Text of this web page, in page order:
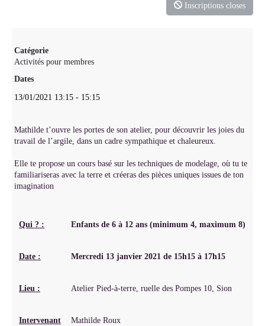
Inscriptions closes
Catégorie
Activités pour membres
Dates
13/01/2021 13:15 - 15:15
Mathilde t’ouvre les portes de son atelier, pour découvrir les joies du
travail de l’argile, dans un cadre sympathique et chaleureux.
Elle te propose un cours basé sur les techniques de modelage, où tu te
familiariseras avec la terre et créeras des pièces uniques issues de ton
imagination
Qui ? : Enfants de 6 à 12 ans (minimum 4, maximum 8)
Date : Mercredi 13 janvier 2021 de 15h15 à 17h15
Lieu : Atelier Pied-à-terre, ruelle des Pompes 10, Sion
Intervenant
Mathilde Roux